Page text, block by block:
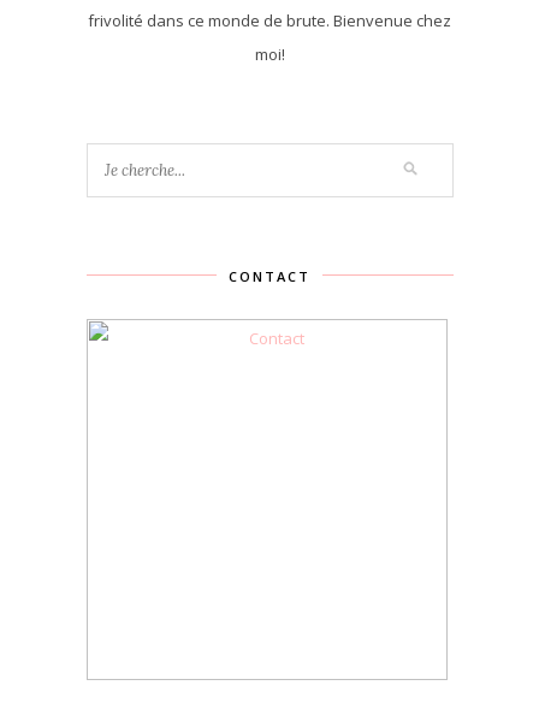
frivolité dans ce monde de brute. Bienvenue chez
moi!
CONTACT